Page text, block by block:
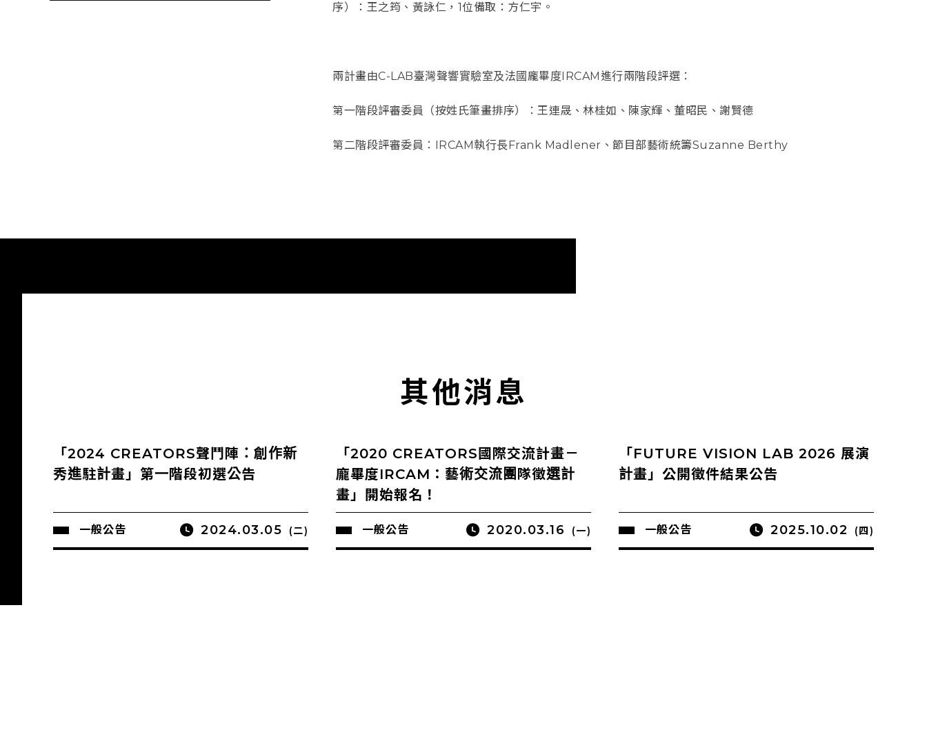
序）：王之筠、黃詠仁，1位備取：方仁宇。
兩計畫由C-LAB臺灣聲響實驗室及法國龐畢度IRCAM進行兩階段評選：
第一階段評審委員（按姓氏筆畫排序）：王連晟、林桂如、陳家輝、董昭民、謝賢德
第二階段評審委員：IRCAM執行長Frank Madlener、節目部藝術統籌Suzanne Berthy
其他消息
「2024 CREATORS聲鬥陣：創作新
秀進駐計畫」第一階段初選公告
一般公告 2024.03.05 (二)
「2020 CREATORS國際交流計畫－
龐畢度IRCAM：藝術交流團隊徵選計
畫」開始報名！
一般公告 2020.03.16 (一)
「FUTURE VISION LAB 2026 展演
計畫」公開徵件結果公告
一般公告 2025.10.02 (四)